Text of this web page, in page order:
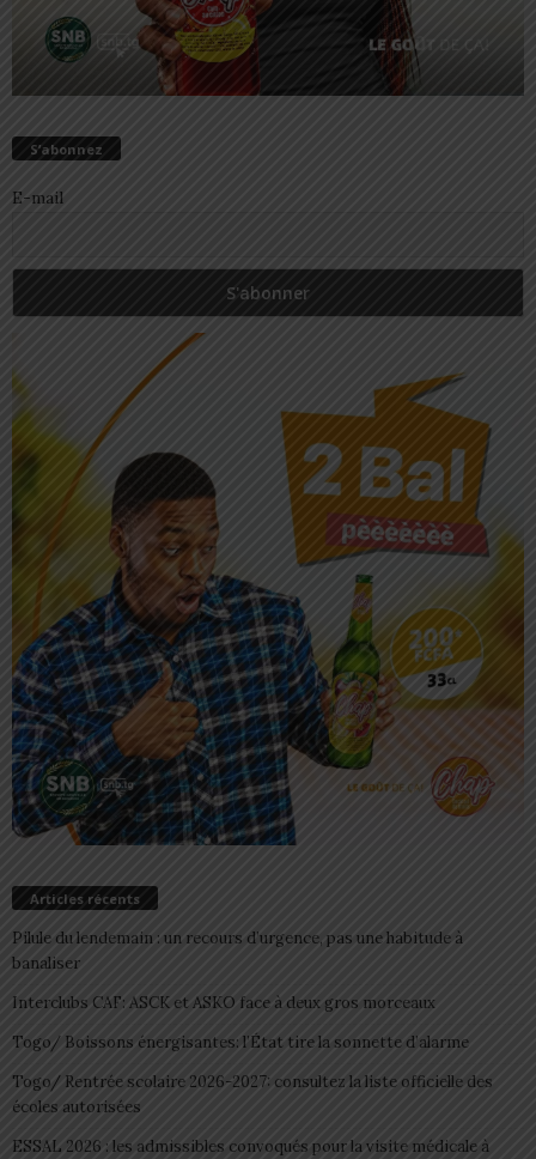
S’abonnez
E-mail
Articles récents
Pilule du lendemain : un recours d’urgence, pas une habitude à
banaliser
Interclubs CAF: ASCK et ASKO face à deux gros morceaux
Togo/ Boissons énergisantes: l’État tire la sonnette d’alarme
Togo/ Rentrée scolaire 2026-2027: consultez la liste officielle des
écoles autorisées
ESSAL 2026 : les admissibles convoqués pour la visite médicale à